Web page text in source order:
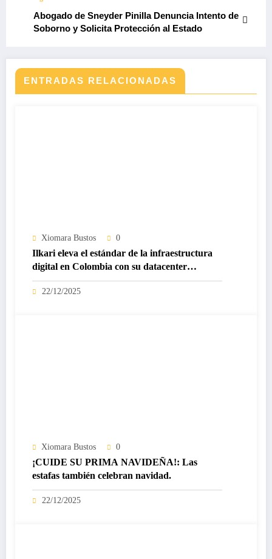
Abogado de Sneyder Pinilla Denuncia Intento de
Soborno y Solicita Protección al Estado
ENTRADAS RELACIONADAS
Xiomara Bustos 0
Ilkari eleva el estándar de la infraestructura
digital en Colombia con su datacenter
certificado Nivel IV de ICREA
22/12/2025
Xiomara Bustos 0
¡CUIDE SU PRIMA NAVIDEÑA!: Las
estafas también celebran navidad.
22/12/2025